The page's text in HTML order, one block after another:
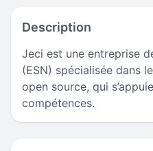
Description
Jeci est une entreprise
(ESN) spécialisée dans
open source, qui
compétences.